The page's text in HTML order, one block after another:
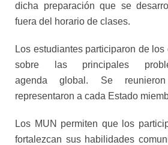
dicha preparación que se
fuera del horario de clases.
Los estudiantes participaron de
sobre las principales
agenda global. Se
representaron a cada Estado
Los MUN permiten que los
fortalezcan sus habilidades